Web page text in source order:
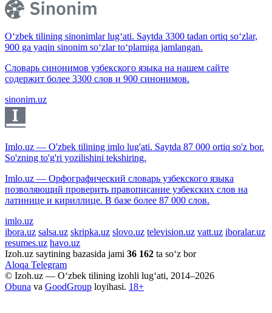
O‘zbek tilining sinonimlar lug‘ati. Saytda 3300 tadan ortiq so‘zlar,
900 ga yaqin sinonim so‘zlar to‘plamiga jamlangan.
Словарь синонимов узбекского языка на нашем сайте
содержит более 3300 слов и 900 синонимов.
sinonim.uz
Imlo.uz — O'zbek tilining imlo lug'ati. Saytda 87 000 ortiq so'z bor.
So'zning to'g'ri yozilishini tekshiring.
Imlo.uz — Орфографический словарь узбекского языка
позволяющий проверить правописание узбекских слов на
латинице и кириллице. В базе более 87 000 слов.
imlo.uz
ibora.uz salsa.uz skripka.uz slovo.uz television.uz vatt.uz iboralar.uz
resumes.uz havo.uz
Izoh.uz saytining bazasida jami 36 162 ta so‘z bor
Aloqa Telegram
© Izoh.uz — O‘zbek tilining izohli lug‘ati, 2014–2026
Obuna va GoodGroup loyihasi. 18+